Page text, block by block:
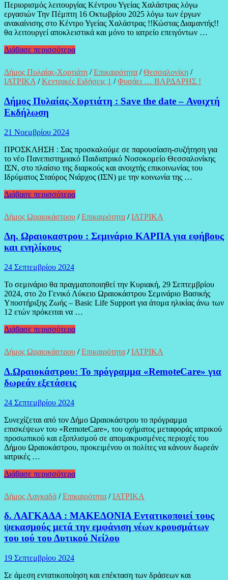
Περιορισμός λειτουργίας Κέντρου Υγείας Χαλάστρας λόγω
εργασιών Την Πέμπτη 16 Οκτωβρίου 2025 λόγω των έργων
ανακαίνισης στο Κέντρο Υγείας Χαλάστρας !!Κώστας Διαμαντής!!
θα λειτουργεί αποκλειστικά και μόνο το ιατρείο επειγόντων …
ΧΑΛΑΣΤΡΑ
Περιορισμός
λειτουργίας
Κέντρου
Υγείας
Χαλάστρας
λόγω
Διάβασε περισσότερα
Δήμος Πυλαίας-Χορτιάτη /Επικαιρότητα /Θεσσαλονίκη /
ΙΑΤΡΙΚΑ /Κεντρικές Ειδήσεις 1 /Φυσάει … ΒΑΡΔΑΡΗΣ !
Δήμος Πυλαίας-Χορτιάτη : Save the date – Ανοιχτή
Εκδήλωση
21 Νοεμβρίου 2024
ΠΡΟΣΚΛΗΣΗ : Σας προσκαλούμε σε παρουσίαση-συζήτηση για
το νέο Πανεπιστημιακό Παιδιατρικό Νοσοκομείο Θεσσαλονίκης
ΙΣΝ, στο πλαίσιο της διαρκούς και ανοιχτής επικοινωνίας του
Ιδρύματος Σταύρος Νιάρχος (ΙΣΝ) με την κοινωνία της …
Δήμος
Χορτιάτη
:
the
date
Ανοιχτή
Διάβασε περισσότερα
Δήμος Ωραιοκάστρου /Επικαιρότητα /ΙΑΤΡΙΚΑ
Δη. Ωραιοκαστρου : Σεμινάριο ΚΑΡΠΑ για εφήβους
και ενηλίκους
24 Σεπτεμβρίου 2024
Το σεμινάριο θα πραγματοποιηθεί την Κυριακή, 29 Σεπτεμβρίου
2024, στο 2ο Γενικό Λύκειο Ωραιοκάστρου Σεμινάριο Βασικής
Υποστήριξης Ζωής – Basic Life Support για άτομα ηλικίας άνω των
12 ετών πρόκειται να …
Δη.
Σεμινάριο
για
εφήβους
ενηλίκους
Διάβασε περισσότερα
Δήμος Ωραιοκάστρου /Επικαιρότητα /ΙΑΤΡΙΚΑ
Δ.Ωραιοκάστρου: Το πρόγραμμα «RemoteCare» για
δωρεάν εξετάσεις
24 Σεπτεμβρίου 2024
Συνεχίζεται από τον Δήμο Ωραιοκάστρου το πρόγραμμα
επισκέψεων του «RemoteCare», του οχήματος μεταφοράς ιατρικού
προσωπικού και εξοπλισμού σε απομακρυσμένες περιοχές του
Δήμου Ωραιοκάστρου, προκειμένου οι πολίτες να κάνουν δωρεάν
ιατρικές …
Δ.Ωραιοκάστρου:
πρόγραμμα
«RemoteCare»
δωρεάν
εξετάσεις
Διάβασε περισσότερα
Δήμος Λαγκαδά /Επικαιρότητα /ΙΑΤΡΙΚΑ
δ. ΛΑΓΚΑΔΑ : ΜΑΚΕΔΟΝΙΑ Εντατικοποιεί τους
ψεκασμούς μετά την εμφάνιση νέων κρουσμάτων
του ιού του Δυτικού Νείλου
19 Σεπτεμβρίου 2024
Σε άμεση εντατικοποίηση και επέκταση των δράσεων και